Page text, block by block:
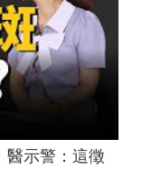
醫示警：這徵